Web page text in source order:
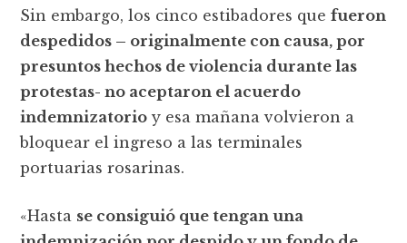
Sin embargo, los cinco estibadores quefueron
despedidos – originalmente con causa, por
presuntos hechos de violencia durante las
protestas- no aceptaron el acuerdo
indemnizatorio y esa mañana volvieron a
bloquear el ingreso a las terminales
portuarias rosarinas.
«Hasta se consiguió que tengan una